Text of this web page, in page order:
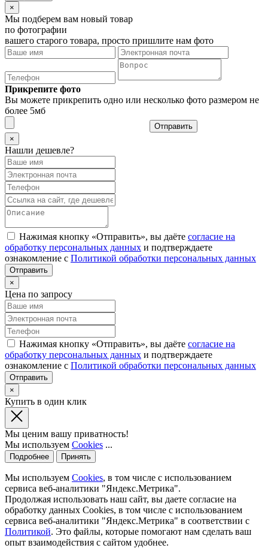
×
Мы подберем вам новый товар
по фотографии
вашего старого товара, просто пришлите нам фото
Прикрепите фото
Вы можете прикрепить одно или несколько фото размером не
более 5мб
Отправить
×
Нашли дешевле?
Нажимая кнопку «Отправить», вы даёте согласие на
обработку персональных данных и подтверждаете
ознакомление с Политикой обработки персональных данных
×
Цена по запросу
Нажимая кнопку «Отправить», вы даёте согласие на
обработку персональных данных и подтверждаете
ознакомление с Политикой обработки персональных данных
×
Купить в один клик
Мы ценим вашу приватность!
Мы используем Cookies ...
Подробнее Принять
Мы используем Cookies, в том числе с использованием
сервиса веб-аналитики "Яндекс.Метрика".
Продолжая использовать наш сайт, вы даете согласие на
обработку данных Cookies, в том числе с использованием
сервиса веб-аналитики "Яндекс.Метрика" в соответствии с
Политикой. Это файлы, которые помогают нам сделать ваш
опыт взаимодействия с сайтом удобнее.